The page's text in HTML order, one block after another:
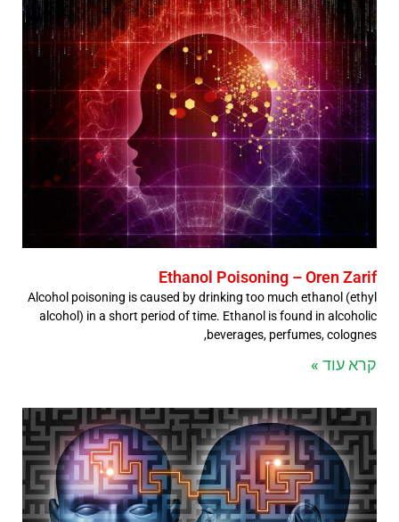
Ethanol Poisoning – Oren Zarif
Alcohol poisoning is caused by drinking too much ethanol (ethyl
alcohol) in a short period of time. Ethanol is found in alcoholic
beverages, perfumes, colognes,
קרא עוד »